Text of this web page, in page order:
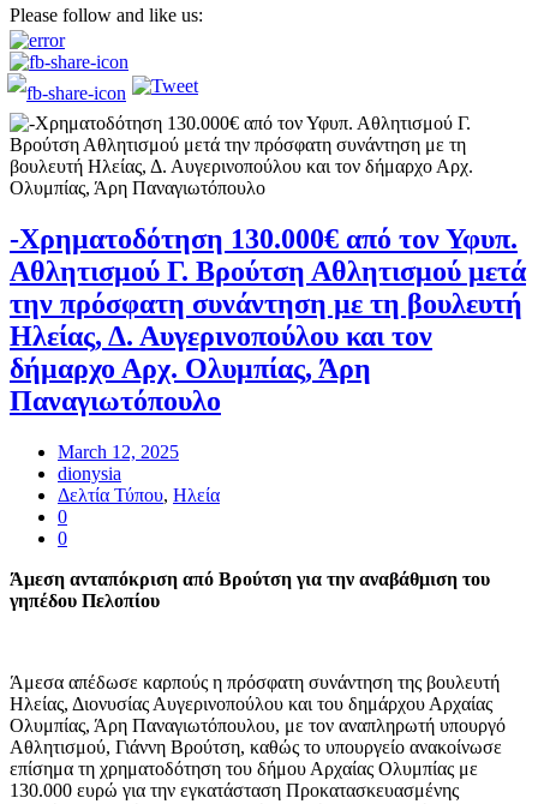
Please follow and like us:
-Χρηματοδότηση 130.000€ από τον Υφυπ.
Αθλητισμού Γ. Βρούτση Αθλητισμού μετά
την πρόσφατη συνάντηση με τη βουλευτή
Ηλείας, Δ. Αυγερινοπούλου και τον
δήμαρχο Αρχ. Ολυμπίας, Άρη
Παναγιωτόπουλο
March 12, 2025
dionysia
Δελτία Τύπου, Ηλεία
0
0
Άμεση ανταπόκριση από Βρούτση για την αναβάθμιση του
γηπέδου Πελοπίου
Άμεσα απέδωσε καρπούς η πρόσφατη συνάντηση της βουλευτή
Ηλείας, Διονυσίας Αυγερινοπούλου και του δημάρχου Αρχαίας
Ολυμπίας, Άρη Παναγιωτόπουλου, με τον αναπληρωτή υπουργό
Αθλητισμού, Γιάννη Βρούτση, καθώς το υπουργείο ανακοίνωσε
επίσημα τη χρηματοδότηση του δήμου Αρχαίας Ολυμπίας με
130.000 ευρώ για την εγκατάσταση Προκατασκευασμένης